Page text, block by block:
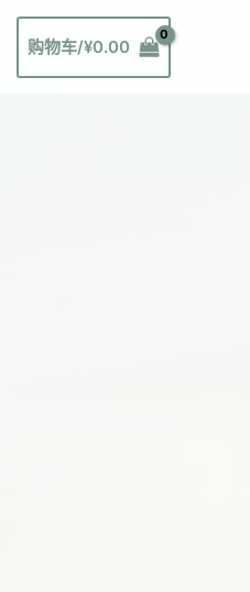
购物车/¥0.00